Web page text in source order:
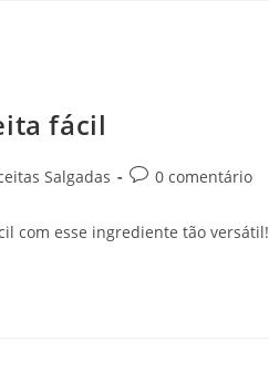
fácil
Salgadas 0 comentário
com esse ingrediente tão versátil!